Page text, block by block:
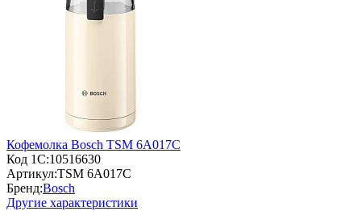
Кофемолка Bosch TSM 6A017C
Код 1С:10516630
Артикул:TSM 6A017C
Бренд:Bosch
Другие характеристики